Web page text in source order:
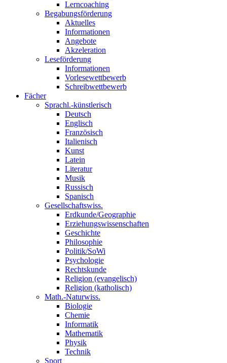
Lerncoaching
Begabungsförderung
Aktuelles
Informationen
Angebote
Akzeleration
Leseförderung
Informationen
Vorlesewettbewerb
Schreibwettbewerb
Fächer
Sprachl.-künstlerisch
Deutsch
Englisch
Französisch
Italienisch
Kunst
Latein
Literatur
Musik
Russisch
Spanisch
Gesellschaftswiss.
Erdkunde/Geographie
Erziehungswissenschaften
Geschichte
Philosophie
Politik/SoWi
Psychologie
Rechtskunde
Religion (evangelisch)
Religion (katholisch)
Math.-Naturwiss.
Biologie
Chemie
Informatik
Mathematik
Physik
Technik
Sport